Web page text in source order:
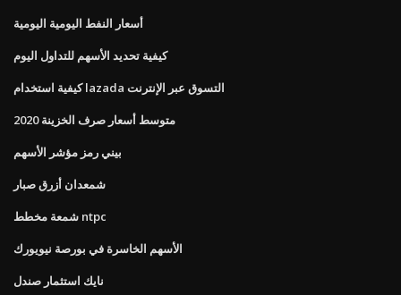
أسعار النفط اليومية اليومية
كيفية تحديد الأسهم للتداول اليوم
كيفية استخدام lazada التسوق عبر الإنترنت
متوسط ​​أسعار صرف الخزينة 2020
بيني رمز مؤشر الأسهم
شمعدان أزرق صبار
شمعة مخطط ntpc
الأسهم الخاسرة في بورصة نيويورك
نايك استثمار صندل